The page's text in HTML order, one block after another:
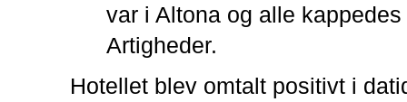
var i Altona og alle
Artigheder.
Hotellet blev omtalt positivt i